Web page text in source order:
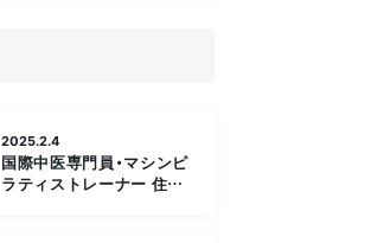
2025.2.4
国際中医専門員・マシンピ
ラティストレーナー 住田